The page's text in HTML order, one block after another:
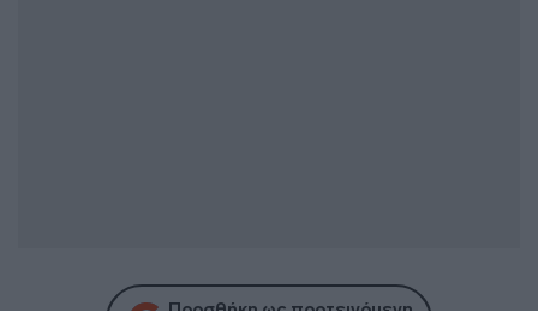
Προσθήκη ως προτεινόμενη